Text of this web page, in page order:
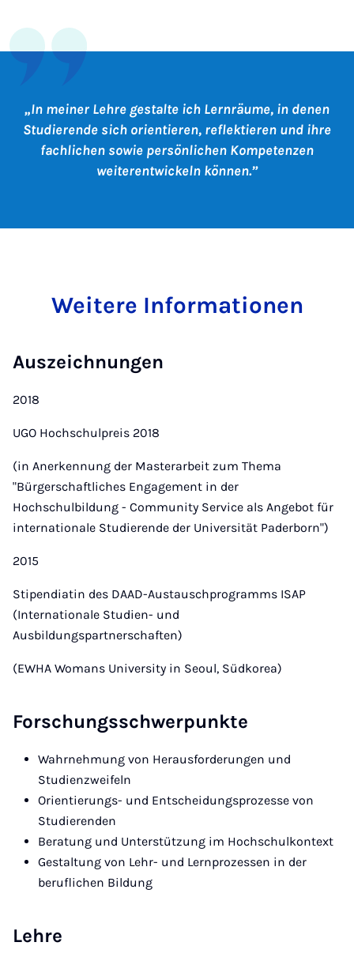
In meiner Lehre gestalte ich Lernräume, in denen
Studierende sich orientieren, reflektieren und ihre
fachlichen sowie persönlichen Kompetenzen
weiterentwickeln können.
Weitere Informationen
Auszeichnungen
2018
UGO Hochschulpreis 2018
(in Anerkennung der Masterarbeit zum Thema
"Bürgerschaftliches Engagement in der
Hochschulbildung - Community Service als Angebot für
internationale Studierende der Universität Paderborn")
2015
Stipendiatin des DAAD-Austauschprogramms ISAP
(Internationale Studien- und
Ausbildungspartnerschaften)
(EWHA Womans University in Seoul, Südkorea)
Forschungsschwerpunkte
Wahrnehmung von Herausforderungen und
Studienzweifeln
Orientierungs- und Entscheidungsprozesse von
Studierenden
Beratung und Unterstützung im Hochschulkontext
Gestaltung von Lehr- und Lernprozessen in der
beruflichen Bildung
Lehre